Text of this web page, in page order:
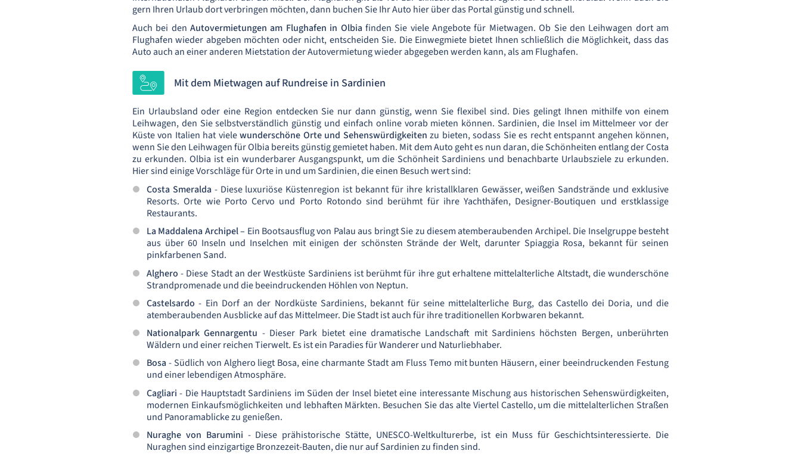
gern Ihren Urlaub dort verbringen möchten, dann buchen Sie Ihr Auto hier über das Portal günstig und schnell.
Auch bei denAutovermietungen am Flughafen in Olbia finden Sie viele Angebote für Mietwagen. Ob Sie den Leihwagen dort am
Flughafen wieder abgeben möchten oder nicht, entscheiden Sie. Die Einwegmiete bietet Ihnen schließlich die Möglichkeit, dass das
Auto auch an einer anderen Mietstation der Autovermietung wieder abgegeben werden kann, als am Flughafen.
Mit dem Mietwagen auf Rundreise in Sardinien
Ein Urlaubsland oder eine Region entdecken Sie nur dann günstig, wenn Sie flexibel sind. Dies gelingt Ihnen mithilfe von einem
Leihwagen, den Sie selbstverständlich günstig und einfach online vorab mieten können. Sardinien, die Insel im Mittelmeer vor der
Küste von Italien hat vielewunderschöne Orte und Sehenswürdigkeiten zu bieten, sodass Sie es recht entspannt angehen können,
wenn Sie den Leihwagen für Olbia bereits günstig gemietet haben. Mit dem Auto geht es nun daran, die Schönheiten entlang der Costa
zu erkunden. Olbia ist ein wunderbarer Ausgangspunkt, um die Schönheit Sardiniens und benachbarte Urlaubsziele zu erkunden.
Hier sind einige Vorschläge für Orte in und um Sardinien, die einen Besuch wert sind:
Costa Smeralda - Diese luxuriöse Küstenregion ist bekannt für ihre kristallklaren Gewässer, weißen Sandstrände und exklusive
Resorts. Orte wie Porto Cervo und Porto Rotondo sind berühmt für ihre Yachthäfen, Designer-Boutiquen und erstklassige
Restaurants.
La Maddalena Archipel – Ein Bootsausflug von Palau aus bringt Sie zu diesem atemberaubenden Archipel. Die Inselgruppe besteht
aus über 60 Inseln und Inselchen mit einigen der schönsten Strände der Welt, darunter Spiaggia Rosa, bekannt für seinen
pinkfarbenen Sand.
Alghero - Diese Stadt an der Westküste Sardiniens ist berühmt für ihre gut erhaltene mittelalterliche Altstadt, die wunderschöne
Strandpromenade und die beeindruckenden Höhlen von Neptun.
Castelsardo - Ein Dorf an der Nordküste Sardiniens, bekannt für seine mittelalterliche Burg, das Castello dei Doria, und die
atemberaubenden Ausblicke auf das Mittelmeer. Die Stadt ist auch für ihre traditionellen Korbwaren bekannt.
Nationalpark Gennargentu - Dieser Park bietet eine dramatische Landschaft mit Sardiniens höchsten Bergen, unberührten
Wäldern und einer reichen Tierwelt. Es ist ein Paradies für Wanderer und Naturliebhaber.
Bosa - Südlich von Alghero liegt Bosa, eine charmante Stadt am Fluss Temo mit bunten Häusern, einer beeindruckenden Festung
und einer lebendigen Atmosphäre.
Cagliari - Die Hauptstadt Sardiniens im Süden der Insel bietet eine interessante Mischung aus historischen Sehenswürdigkeiten,
modernen Einkaufsmöglichkeiten und lebhaften Märkten. Besuchen Sie das alte Viertel Castello, um die mittelalterlichen Straßen
und Panoramablicke zu genießen.
Nuraghe von Barumini - Diese prähistorische Stätte, UNESCO-Weltkulturerbe, ist ein Muss für Geschichtsinteressierte. Die
Nuraghen sind einzigartige Bronzezeit-Bauten, die nur auf Sardinien zu finden sind.